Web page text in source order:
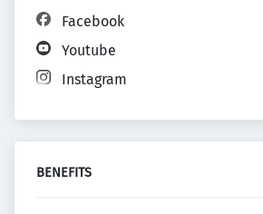
Facebook
Youtube
Instagram
BENEFITS